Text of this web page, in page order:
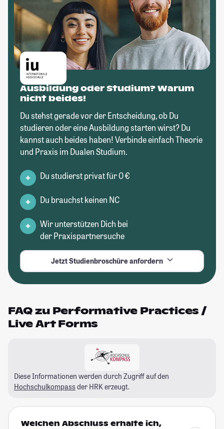
Ausbildung oder Studium? Warum
nicht beides!
Du stehst gerade vor der Entscheidung, ob Du
studieren oder eine Ausbildung starten wirst? Du
kannst auch beides haben! Verbinde einfach Theorie
und Praxis im Dualen Studium.
Du studierst privat für 0 €
Du brauchst keinen NC
Wir unterstützen Dich bei
der Praxispartnersuche
Jetzt Studienbroschüre anfordern
FAQ zu Performative Practices /
Live Art Forms
Diese Informationen werden durch Zugriff auf den
Hochschulkompass der HRK erzeugt.
Welchen Abschluss erhalte ich,